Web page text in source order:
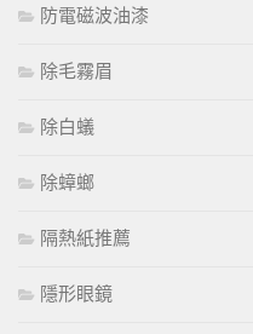
防電磁波油漆
除毛霧眉
除白蟻
除蟑螂
隔熱紙推薦
隱形眼鏡